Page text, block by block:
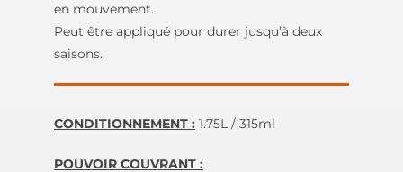
en mouvement.
Peut être appliqué pour durer jusqu’à deux
saisons.
CONDITIONNEMENT :1.75L / 315ml
POUVOIR COUVRANT :